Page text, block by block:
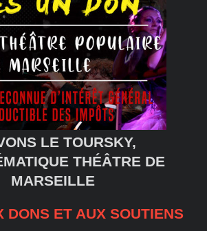
LE TOURSKY,
THÉÂTRE DE
MARSEILLE
DONS ET AUX SOUTIENS